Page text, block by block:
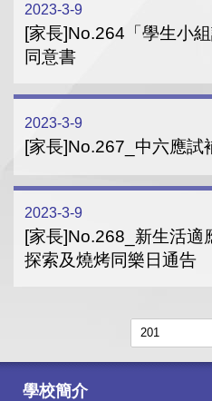
2023-3-9
[家長]No.264「學生小
同意書
2023-3-9
[家長]No.267_中六應試
2023-3-9
[家長]No.268_新生活適
探索及燒烤同樂日通告
學校簡介